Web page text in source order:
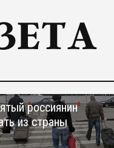
россиянин
из страны